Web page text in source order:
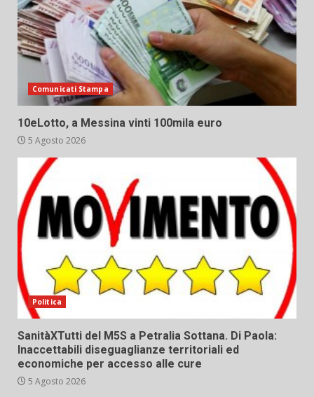
Comunicati Stampa
10eLotto, a Messina vinti 100mila euro
5 Agosto 2026
Politica
SanitàXTutti del M5S a Petralia Sottana. Di Paola:
Inaccettabili diseguaglianze territoriali ed
economiche per accesso alle cure
5 Agosto 2026